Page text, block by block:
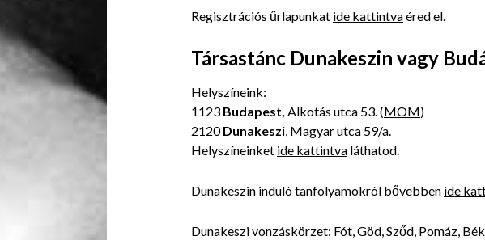
Regisztrációs űrlapunkat ide kattintvaéred el.
Társastánc Dunakeszin vagy
Helyszíneink:
1123 Budapest, Alkotás utca 53. (MOM)
2120Dunakeszi, Magyar utca 59/a.
Helyszíneinket ide kattintva láthatod.
Dunakeszin induló tanfolyamokról bővebben ide
Dunakeszi vonzáskörzet: Fót, Göd, Sződ, Pomáz,